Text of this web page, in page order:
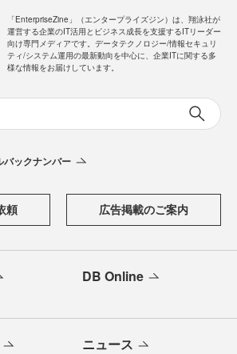
「EnterpriseZine」（エンタープライズジン）は、翔泳社が
運営する企業のIT活用とビジネス成長を支援するITリーダー
向け専門メディアです。データテクノロジー/情報セキュリ
ティ/システム運用の最新動向を中心に、企業ITに関する多
様な情報をお届けしています。
バックナンバー
頼 広告掲載のご案内
DB Online
ニュース